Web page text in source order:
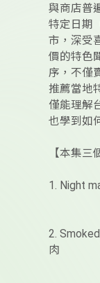
與商店普
特定日期
市，深受
價的特色
序，不僅
推薦當地
僅能理解
也學到如
【本集三
1. Night
2.
肉